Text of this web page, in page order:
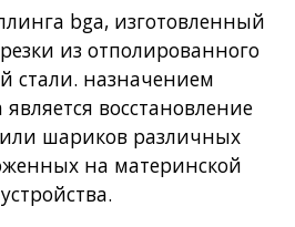
bga, изготовленный
из отполированного
стали. назначением
восстановление
шариков различных
на материнской